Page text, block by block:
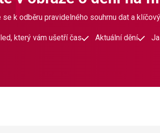
se k odběru pravidelného souhrnu dat a
který vám ušetří čas Aktuální dění